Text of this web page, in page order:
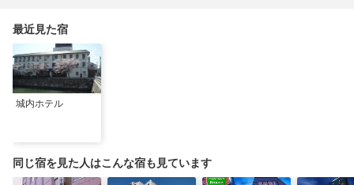
最近見た宿
城内ホテル
同じ宿を見た人はこんな宿も見ています